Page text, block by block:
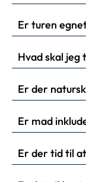
Er turen
Hvad skal jeg
Er der
Er mad
Er der tid til